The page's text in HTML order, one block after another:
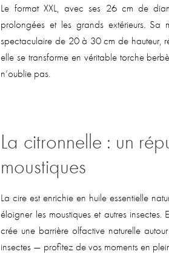
Le format XXL, avec ses 26 cm de
prolongées et les grands extérieurs.
spectaculaire de 20 à 30 cm de hauteur,
elle se transforme en véritable torche
n’oublie pas.
La citronnelle : un
moustiques
La cire est enrichie en huile essentielle
éloigner les moustiques et autres
crée une barrière olfactive naturelle
insectes — profitez de vos moments en